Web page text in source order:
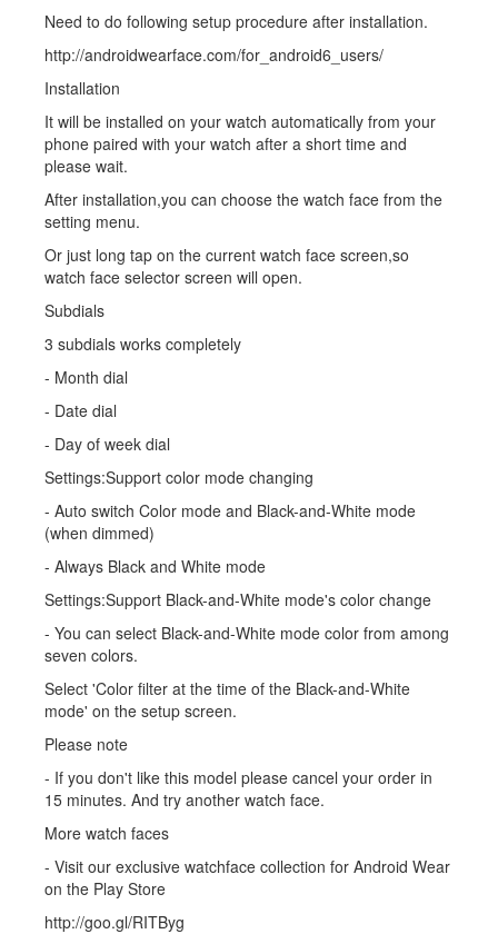
Need to do following setup procedure after installation.
http://androidwearface.com/for_android6_users/
Installation
It will be installed on your watch automatically from your
phone paired with your watch after a short time and
please wait.
After installation,you can choose the watch face from the
setting menu.
Or just long tap on the current watch face screen,so
watch face selector screen will open.
Subdials
3 subdials works completely
- Month dial
- Date dial
- Day of week dial
Settings:Support color mode changing
- Auto switch Color mode and Black-and-White mode
(when dimmed)
- Always Black and White mode
Settings:Support Black-and-White mode's color change
- You can select Black-and-White mode color from among
seven colors.
Select 'Color filter at the time of the Black-and-White
mode' on the setup screen.
Please note
- If you don't like this model please cancel your order in
15 minutes. And try another watch face.
More watch faces
- Visit our exclusive watchface collection for Android Wear
on the Play Store
http://goo.gl/RITByg